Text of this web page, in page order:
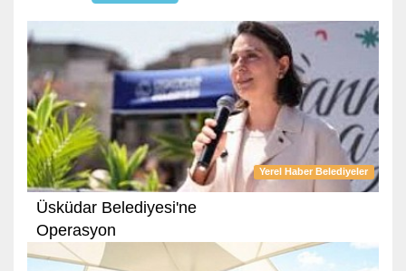
Yerel Haber Belediyeler
Üsküdar Belediyesi'ne
Operasyon